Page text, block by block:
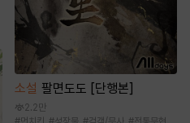
소설 팔면도도 [단행본]
2.2만